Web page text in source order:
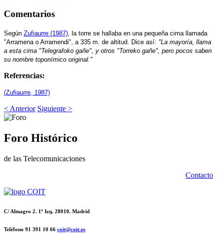
Comentarios
Según Zufiaurre (1987) , la torre se hallaba en una pequeña cima llamada
"Arramena o Arramendi", a 335 m. de altitud. Dice así: "La mayoría, llama
a esta cima "Telegrafoko gañe", y otros "Torreko gañe", pero pocos saben
su nombre toponímico original."
Referencias:
(Zufiaurre, 1987)
< Anterior Siguiente >
Foro Histórico
de las Telecomunicaciones
Contacto
C/ Almagro 2. 1º Izq. 28010. Madrid
Teléfono 91 391 10 66 coit@coit.es